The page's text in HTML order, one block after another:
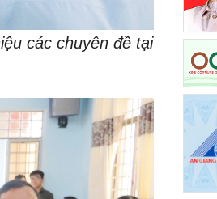
các chuyên đề tại